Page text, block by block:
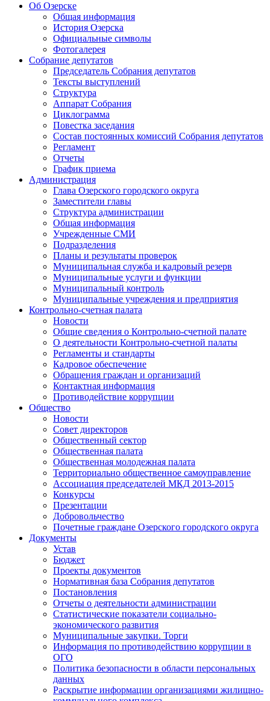
Об Озерске
Общая информация
История Озерска
Официальные символы
Фотогалерея
Собрание депутатов
Председатель Собрания депутатов
Тексты выступлений
Структура
Аппарат Собрания
Циклограмма
Повестка заседания
Состав постоянных комиссий Собрания депутатов
Регламент
Отчеты
График приема
Администрация
Глава Озерского городского округа
Заместители главы
Структура администрации
Общая информация
Учрежденные СМИ
Подразделения
Планы и результаты проверок
Муниципальная служба и кадровый резерв
Муниципальные услуги и функции
Муниципальный контроль
Муниципальные учреждения и предприятия
Контрольно-счетная палата
Новости
Общие сведения о Контрольно-счетной палате
О деятельности Контрольно-счетной палаты
Регламенты и стандарты
Кадровое обеспечение
Обращения граждан и организаций
Контактная информация
Противодействие коррупции
Общество
Новости
Совет директоров
Общественный сектор
Общественная палата
Общественная молодежная палата
Территориально общественное самоуправление
Ассоциация председателей МКД 2013-2015
Конкурсы
Презентации
Добровольчество
Почетные граждане Озерского городского округа
Документы
Устав
Бюджет
Проекты документов
Нормативная база Собрания депутатов
Постановления
Отчеты о деятельности администрации
Статистические показатели социально-
экономического развития
Муниципальные закупки. Торги
Информация по противодействию коррупции в
ОГО
Политика безопасности в области персональных
данных
Раскрытие информации организациями жилищно-